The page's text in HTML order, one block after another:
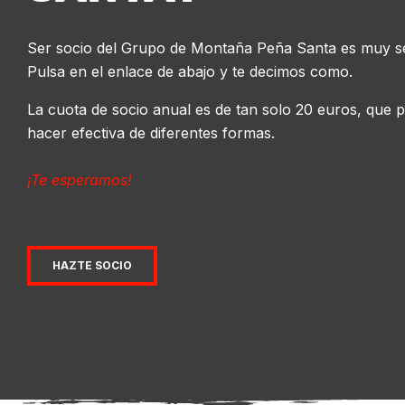
Ser socio del Grupo de Montaña Peña Santa es muy
Pulsa en el enlace de abajo y te decimos como.
La cuota de socio anual es de tan solo 20 euros, que
hacer efectiva de diferentes formas.
¡Te esperamos!
HAZTE SOCIO